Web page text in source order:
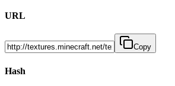
URL
Copy
Hash